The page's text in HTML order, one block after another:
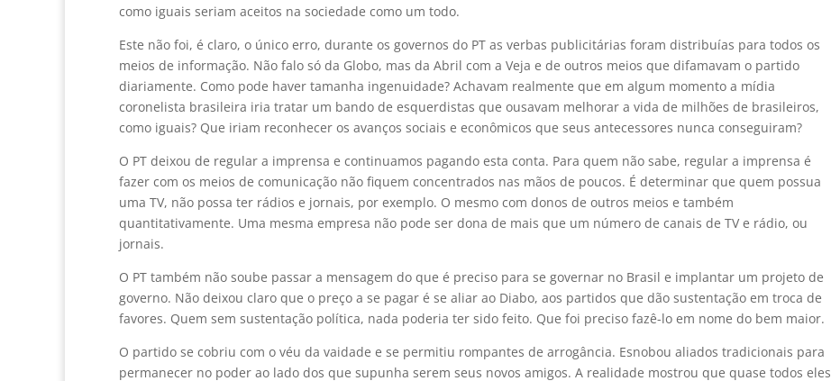
como iguais seriam aceitos na sociedade como um todo.
Este não foi, é claro, o único erro, durante os governos do PT as verbas publicitárias foram distribuías para todos os
meios de informação. Não falo só da Globo, mas da Abril com a Veja e de outros meios que difamavam o partido
diariamente. Como pode haver tamanha ingenuidade? Achavam realmente que em algum momento a mídia
coronelista brasileira iria tratar um bando de esquerdistas que ousavam melhorar a vida de milhões de brasileiros,
como iguais? Que iriam reconhecer os avanços sociais e econômicos que seus antecessores nunca conseguiram?
O PT deixou de regular a imprensa e continuamos pagando esta conta. Para quem não sabe, regular a imprensa é
fazer com os meios de comunicação não fiquem concentrados nas mãos de poucos. É determinar que quem possua
uma TV, não possa ter rádios e jornais, por exemplo. O mesmo com donos de outros meios e também
quantitativamente. Uma mesma empresa não pode ser dona de mais que um número de canais de TV e rádio, ou
jornais.
O PT também não soube passar a mensagem do que é preciso para se governar no Brasil e implantar um projeto de
governo. Não deixou claro que o preço a se pagar é se aliar ao Diabo, aos partidos que dão sustentação em troca de
favores. Quem sem sustentação política, nada poderia ter sido feito. Que foi preciso fazê-lo em nome do bem maior.
O partido se cobriu com o véu da vaidade e se permitiu rompantes de arrogância. Esnobou aliados tradicionais para
permanecer no poder ao lado dos que supunha serem seus novos amigos. A realidade mostrou que quase todos eles